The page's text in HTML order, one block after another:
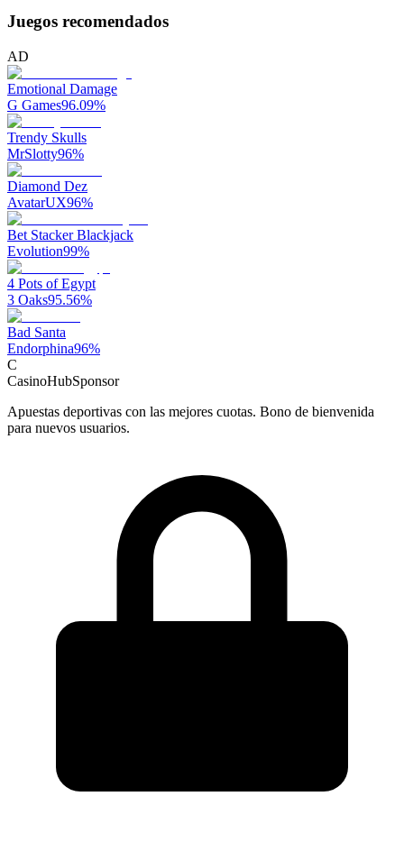
Juegos recomendados
AD
Emotional Damage
G Games96.09%
Trendy Skulls
MrSlotty96%
Diamond Dez
AvatarUX96%
Bet Stacker Blackjack
Evolution99%
4 Pots of Egypt
3 Oaks95.56%
Bad Santa
Endorphina96%
C
CasinoHubSponsor
Apuestas deportivas con las mejores cuotas. Bono de bienvenida
para nuevos usuarios.